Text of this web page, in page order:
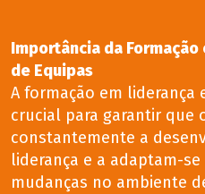
Importância da
de Equipas
A formação em liderança
crucial para garantir que
constantemente a
liderança e a adaptam-
mudanças no ambiente